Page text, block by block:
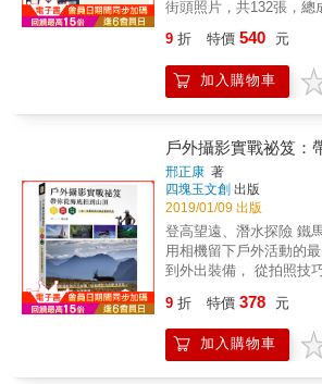
影、光圈ISO值與輔助器材運用 【
線、推薦攝點、因應不同環
推薦 陳思宇｜臺北市觀光傳播局 前局長 屠&
潔｜旅遊YouTuber、中
四季雲遮霧罩的南迦巴
由粉紅到粉藍美妙地變
淨的藍調。此時南迦巴
中，只有那片雲纏繞在南迦
期望可以拍攝到南迦巴
這種景象只有在農曆十
對終年雲遮霧罩的南迦
不可奢求的事情。2016
十五，也就是我拍攝完
碰上南迦巴瓦峰起大霧
輝。一個月後，我又趕
日，又一個農曆十五，
日月同輝的景象，圓了自己的
我決定找尋當年喬治‧馬
1921年相比，眼前的冰
蕩蕩的冰塔林也消失得
黑色石頭上的冰川幾乎
踏遍晴空塔、東京鐵塔
地取景秘境的達人「里
不管是初次造訪東京，
盡的老手們，都可以找
拍攝的好角度，來一場
美倩影】 時髦中又散發著迷人日本風情的東
京，各個區域都有著截然不同
代的變遷，在東京的天
山，最吸引旅人目光的
與「東京鐵塔」莫屬。 無論走在那一區，只要
在大樓的縫隙或是公園
某處發現它們的身影。
以讓人眼睛為之一亮。 這就是專屬於東京的魅
力。 也許您跟我一樣，已經多次造訪過當地，
但卻從未好好地從不同
拍攝這兩座舉世聞名的「雙塔」
街頭照片，共132張，總
索」，則以三萬餘字，
作者自身的攝影歷程、
並討論了街頭攝影的種種問題。
尚平以獨到視野，出入
多時間穿梭於台北的大
萬張相片，並寫下三萬餘
書。 ＊張照堂老師擔任編輯顧問，吳繼文、畢
恆達、汪正翔撰序推薦。 ＊本書的照片與
字，既呈現了作者與台
了他在此過程中自我審
們除了以另一種角度看
亦貼近了鏡頭背後那雙
感、荒謬感、與超乎現
於捕捉物象的弦外之音。
9 折 特價 540 元
加入購物車
戶外攝影實戰祕笈：
邢正康 著
四塊玉文創 出版
2019/01/09 出版
登高望遠、潛水探險 鐵馬迎風、健行賞景 如何
用相機留下戶外活動的最美畫面
到外出裝備， 從拍照技巧到野外求生， 讓攝影
操作──裝備器材 解析各式相機功能、鏡頭種
類、機身與鏡頭搭配、 景深與曝光的控制、快
門與對焦原理&hellip;&hellip; ◆掌握拍
9 折 特價 378 元
加入購物車